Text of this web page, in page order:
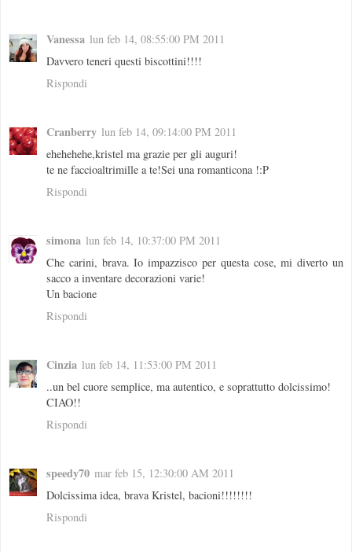
Vanessa lun feb 14, 08:55:00 PM 2011
Davvero teneri questi biscottini!!!!
Rispondi
Cranberry lun feb 14, 09:14:00 PM 2011
ehehehehe,kristel ma grazie per gli auguri!
te ne faccioaltrimille a te!Sei una romanticona !:P
Rispondi
simona lun feb 14, 10:37:00 PM 2011
Che carini, brava. Io impazzisco per questa cose, mi diverto un
sacco a inventare decorazioni varie!
Un bacione
Rispondi
Cinzia lun feb 14, 11:53:00 PM 2011
..un bel cuore semplice, ma autentico, e soprattutto dolcissimo!
CIAO!!
Rispondi
speedy70 mar feb 15, 12:30:00 AM 2011
Dolcissima idea, brava Kristel, bacioni!!!!!!!!
Rispondi